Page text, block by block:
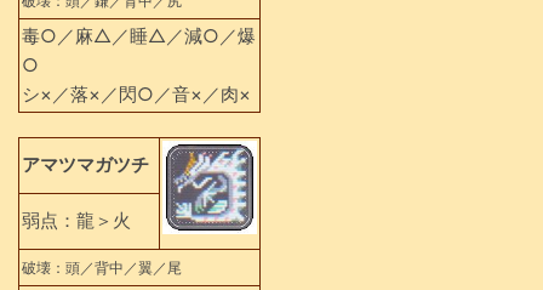
毒○／麻△／睡△／減○／爆
○
シ×／落×／閃○／音×／肉×
アマツマガツチ
弱点：龍＞火
破壊：頭／背中／翼／尾